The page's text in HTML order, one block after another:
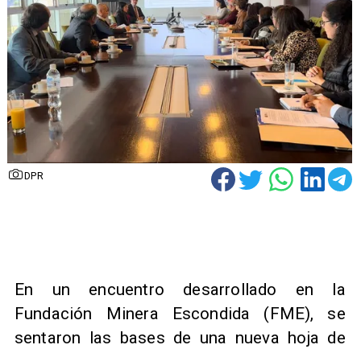
DPR
En un encuentro desarrollado en la
Fundación Minera Escondida (FME), se
sentaron las bases de una nueva hoja de